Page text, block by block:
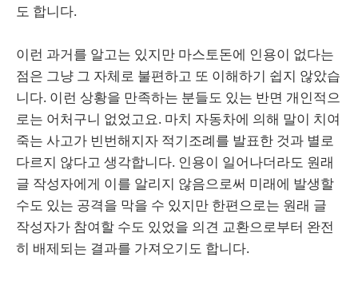
도 합니다.
이런 과거를 알고는 있지만 마스토돈에 인용이 없다는
점은 그냥 그 자체로 불편하고 또 이해하기 쉽지 않았습
니다. 이런 상황을 만족하는 분들도 있는 반면 개인적으
로는 어처구니 없었고요. 마치 자동차에 의해 말이 치여
죽는 사고가 빈번해지자 적기조례를 발표한 것과 별로
다르지 않다고 생각합니다. 인용이 일어나더라도 원래
글 작성자에게 이를 알리지 않음으로써 미래에 발생할
수도 있는 공격을 막을 수 있지만 한편으로는 원래 글
작성자가 참여할 수도 있었을 의견 교환으로부터 완전
히 배제되는 결과를 가져오기도 합니다.